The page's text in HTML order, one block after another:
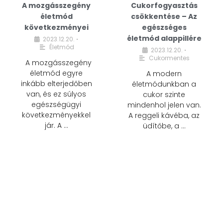
A mozgásszegény
életmód
következményei
2023.12.20. •
Életmód
A mozgásszegény
életmód egyre
inkább elterjedőben
van, és ez súlyos
egészségügyi
következményekkel
jár. A …
Cukorfogyasztás
csökkentése – Az
egészséges
életmód alappillére
2023.12.20. •
Cukormentes
A modern
életmódunkban a
cukor szinte
mindenhol jelen van.
A reggeli kávéba, az
üdítőbe, a …